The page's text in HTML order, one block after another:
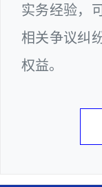
实务经验，
相关争议纠
权益。